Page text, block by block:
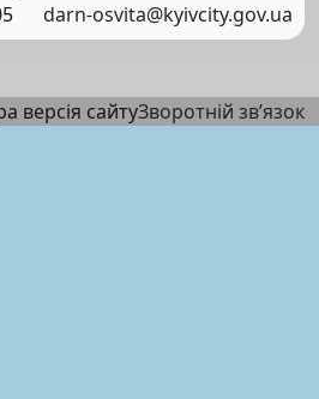
darn-osvita@kyivcity.gov.ua
версія сайтуЗворотній зв’язок